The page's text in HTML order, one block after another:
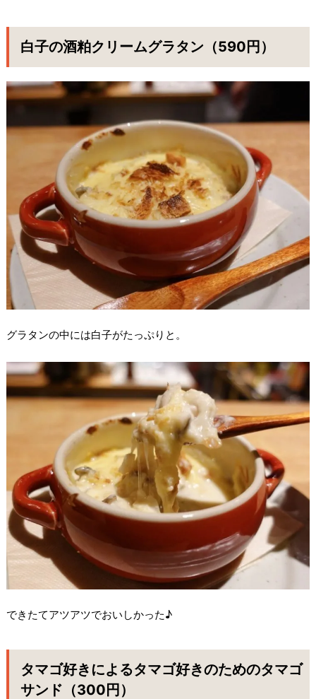
白子の酒粕クリームグラタン（590円）
グラタンの中には白子がたっぷりと。
できたてアツアツでおいしかった♪
タマゴ好きによるタマゴ好きのためのタマゴ
サンド（300円）